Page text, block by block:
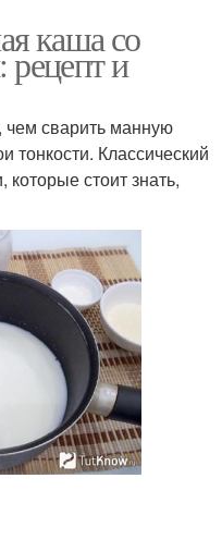
каша со
и
чем сварить манную
тонкости. Классический
стоит знать,